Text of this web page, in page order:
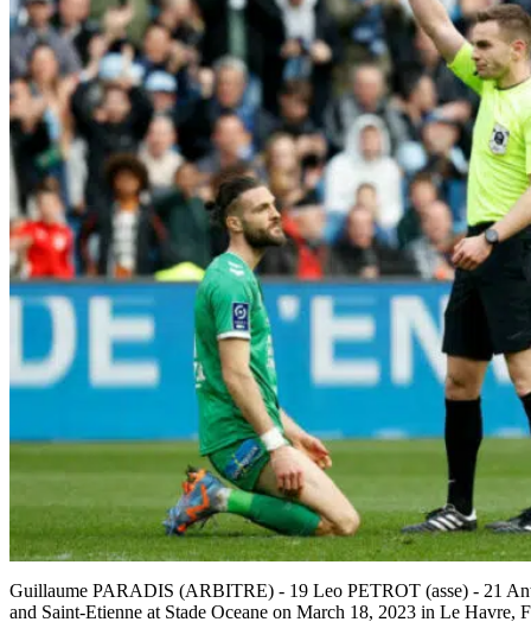
Guillaume PARADIS (ARBITRE) - 19 Leo PETROT (asse) - 21
and Saint-Etienne at Stade Oceane on March 18, 2023 in Le